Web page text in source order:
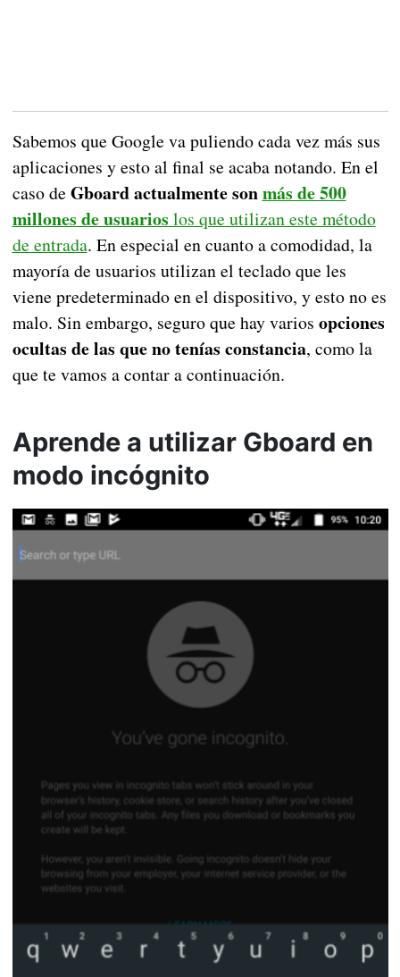
Sabemos que Google va puliendo cada vez más sus
aplicaciones y esto al final se acaba notando. En el
caso de Gboard actualmente sonmás de 500
millones de usuarios los que utilizan este método
de entrada. En especial en cuanto a comodidad, la
mayoría de usuarios utilizan el teclado que les
viene predeterminado en el dispositivo, y esto no es
malo. Sin embargo, seguro que hay varios opciones
ocultas de las que no tenías constancia, como la
que te vamos a contar a continuación.
Aprende a utilizar Gboard en
modo incógnito